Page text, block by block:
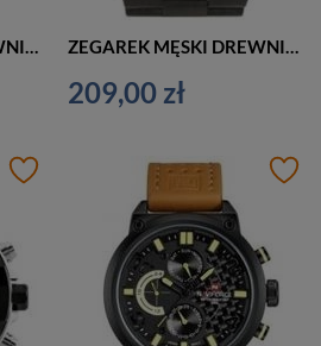
ZEGAREK MĘSKI DREWNIANY NA PASKU CASUAL BOBOBIRD (zx058a) ZEGAREK MĘSKI DREWNIANY NA BRANSOLECIE CASUAL BOBOBIRD (zx059b)
209,00 zł